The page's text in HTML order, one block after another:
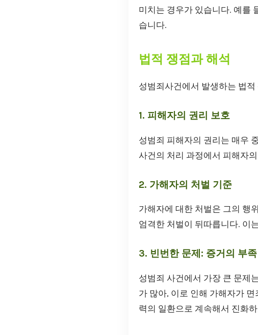
미치는 경우가 있습니다. 예를
습니다.
법적 쟁점과 해석
성범죄사건에서 발생하는 법
1. 피해자의 권리 보호
성범죄 피해자의 권리는 매우
사건의 처리 과정에서 피해자
2. 가해자의 처벌 기준
가해자에 대한 처벌은 그의 행
엄격한 처벌이 뒤따릅니다. 이
3. 빈번한 문제: 증거의 부족
성범죄 사건에서 가장 큰 문제
가 많아, 이로 인해 가해자가
력의 일환으로 계속해서 진화